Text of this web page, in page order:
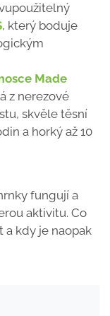
, který boduje
Made
z nerezové
skvěle těsní
a horký až 10
fungují a
aktivitu. Co
a kdy je naopak